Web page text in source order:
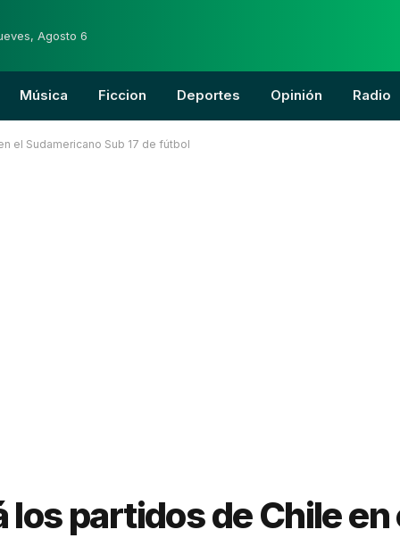
Agosto 6
Música Ficcion Deportes Opinión Radio
el Sudamericano Sub 17 de fútbol
partidos de Chile